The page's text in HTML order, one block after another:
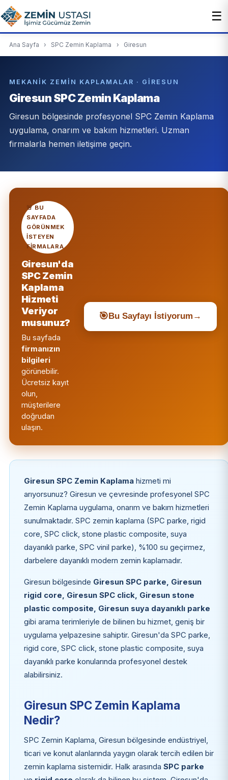
☰
Ana Sayfa › SPC Zemin Kaplama › Giresun
MEKANIK ZEMIN KAPLAMALAR · GIRESUN
Giresun SPC Zemin Kaplama
Giresun bölgesinde profesyonel SPC Zemin Kaplama
uygulama, onarım ve bakım hizmetleri. Uzman
firmalarla hemen iletişime geçin.
🚨 BU
SAYFADA
GÖRÜNMEK
ISTEYEN
FIRMALARA
Giresun'da
SPC Zemin
Kaplama
Hizmeti
Veriyor
musunuz?
Bu sayfada
firmanızın
bilgileri
görünebilir.
Ücretsiz kayıt
olun,
müşterilere
doğrudan
ulaşın.
🎯 Bu Sayfayı İstiyorum →
Giresun SPC Zemin Kaplamahizmeti mi
arıyorsunuz? Giresun ve çevresinde profesyonel SPC
Zemin Kaplama uygulama, onarım ve bakım hizmetleri
sunulmaktadır. SPC zemin kaplama (SPC parke, rigid
core, SPC click, stone plastic composite, suya
dayanıklı parke, SPC vinil parke), %100 su geçirmez,
darbelere dayanıklı modern zemin kaplamadır.
Giresun bölgesinde Giresun SPC parke, Giresun
rigid core, Giresun SPC click, Giresun stone
plastic composite, Giresun suya dayanıklı parke
gibi arama terimleriyle de bilinen bu hizmet, geniş bir
uygulama yelpazesine sahiptir. Giresun'da SPC parke,
rigid core, SPC click, stone plastic composite, suya
dayanıklı parke konularında profesyonel destek
alabilirsiniz.
Giresun SPC Zemin Kaplama
Nedir?
SPC Zemin Kaplama, Giresun bölgesinde endüstriyel,
ticari ve konut alanlarında yaygın olarak tercih edilen bir
zemin kaplama sistemidir. Halk arasında SPC parke